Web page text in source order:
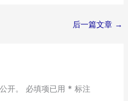
后一篇文章 →
开。 必填项已用 * 标注